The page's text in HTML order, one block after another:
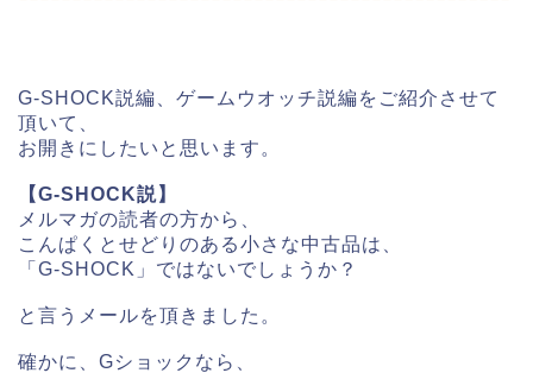
G-SHOCK説編、ゲームウオッチ説編をご紹介させて
頂いて、
お開きにしたいと思います。
【G-SHOCK説】
メルマガの読者の方から、
こんぱくとせどりのある小さな中古品は、
「G-SHOCK」ではないでしょうか？
と言うメールを頂きました。
確かに、Gショックなら、